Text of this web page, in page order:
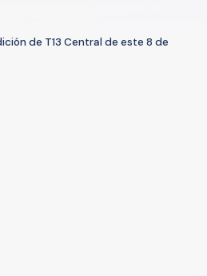
de T13 Central de este 8 de